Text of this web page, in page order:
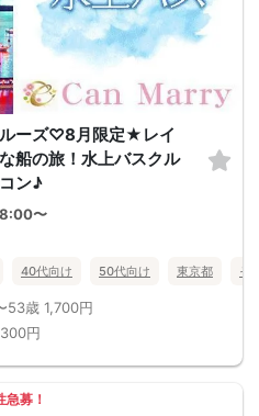
ルーズ♡8月限定★レイ
船の旅！水上バスクル
ン♪
〜
40代向け 50代向け 東京都 そ
53歳 1,700円
円
急募！